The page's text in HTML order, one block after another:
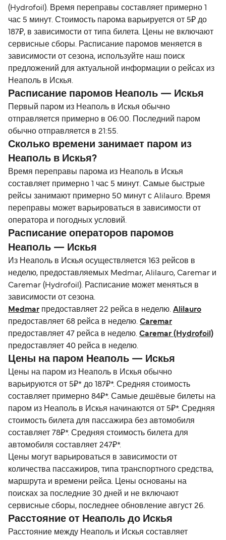
(Hydrofoil). Время переправы составляет примерно 1
час 5 минут. Стоимость парома варьируется от 5₽ до
187₽, в зависимости от типа билета. Цены не включают
сервисные сборы. Расписание паромов меняется в
зависимости от сезона, используйте наш поиск
предложений для актуальной информации о рейсах из
Неаполь в Искья.
Расписание паромов Неаполь — Искья
Первый паром из Неаполь в Искья обычно
отправляется примерно в 06:00. Последний паром
обычно отправляется в 21:55.
Сколько времени занимает паром из
Неаполь в Искья?
Время переправы парома из Неаполь в Искья
составляет примерно 1 час 5 минут. Самые быстрые
рейсы занимают примерно 50 минут с Alilauro. Время
переправы может варьироваться в зависимости от
оператора и погодных условий.
Расписание операторов паромов
Неаполь — Искья
Из Неаполь в Искья осуществляется 163 рейсов в
неделю, предоставляемых Medmar, Alilauro, Caremar и
Caremar (Hydrofoil). Расписание может меняться в
зависимости от сезона.
Medmar предоставляет 22 рейса в неделю. Alilauro
предоставляет 68 рейса в неделю. Caremar
предоставляет 47 рейса в неделю. Caremar (Hydrofoil)
предоставляет 40 рейса в неделю.
Цены на паром Неаполь — Искья
Цены на паром из Неаполь в Искья обычно
варьируются от 5₽* до 187₽*. Средняя стоимость
составляет примерно 84₽*. Самые дешёвые билеты на
паром из Неаполь в Искья начинаются от 5₽*. Средняя
стоимость билета для пассажира без автомобиля
составляет 78₽*. Средняя стоимость билета для
автомобиля составляет 247₽*.
Цены могут варьироваться в зависимости от
количества пассажиров, типа транспортного средства,
маршрута и времени рейса. Цены основаны на
поисках за последние 30 дней и не включают
сервисные сборы, последнее обновление август 26.
Расстояние от Неаполь до Искья
Расстояние между Неаполь и Искья составляет